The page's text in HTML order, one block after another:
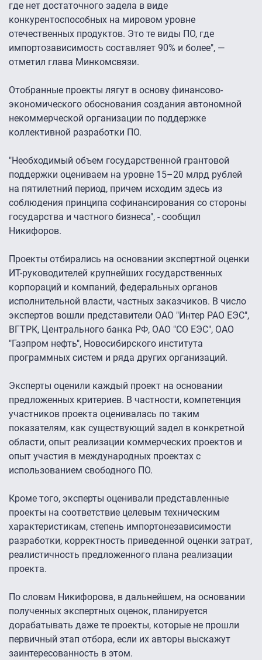
где нет достаточного задела в виде
конкурентоспособных на мировом уровне
отечественных продуктов. Это те виды ПО, где
импортозависимость составляет 90% и более", —
отметил глава Минкомсвязи.
Отобранные проекты лягут в основу финансово-
экономического обоснования создания автономной
некоммерческой организации по поддержке
коллективной разработки ПО.
"Необходимый объем государственной грантовой
поддержки оцениваем на уровне 15–20 млрд рублей
на пятилетний период, причем исходим здесь из
соблюдения принципа софинансирования со стороны
государства и частного бизнеса", - сообщил
Никифоров.
Проекты отбирались на основании экспертной оценки
ИТ-руководителей крупнейших государственных
корпораций и компаний, федеральных органов
исполнительной власти, частных заказчиков. В число
экспертов вошли представители ОАО "Интер РАО ЕЭС",
ВГТРК, Центрального банка РФ, ОАО "СО ЕЭС", ОАО
"Газпром нефть", Новосибирского института
программных систем и ряда других организаций.
Эксперты оценили каждый проект на основании
предложенных критериев. В частности, компетенция
участников проекта оценивалась по таким
показателям, как существующий задел в конкретной
области, опыт реализации коммерческих проектов и
опыт участия в международных проектах с
использованием свободного ПО.
Кроме того, эксперты оценивали представленные
проекты на соответствие целевым техническим
характеристикам, степень импортонезависимости
разработки, корректность приведенной оценки затрат,
реалистичность предложенного плана реализации
проекта.
По словам Никифорова, в дальнейшем, на основании
полученных экспертных оценок, планируется
дорабатывать даже те проекты, которые не прошли
первичный этап отбора, если их авторы выскажут
заинтересованность в этом.